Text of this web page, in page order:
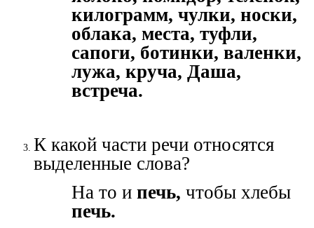
килограмм, чулки, носки,
облака, места, туфли,
сапоги, ботинки, валенки,
лужа, круча, Даша,
встреча.
К какой части речи относятся
выделенные слова?
На то ипечь, чтобы хлебы
печь.